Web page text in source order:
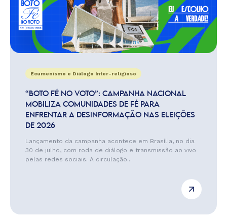
Ecumenismo e Diálogo Inter-religioso
“BOTO FÉ NO VOTO”: CAMPANHA NACIONAL
MOBILIZA COMUNIDADES DE FÉ PARA
ENFRENTAR A DESINFORMAÇÃO NAS ELEIÇÕES
DE 2026
Lançamento da campanha acontece em Brasília, no dia
30 de julho, com roda de diálogo e transmissão ao vivo
pelas redes sociais. A circulação...